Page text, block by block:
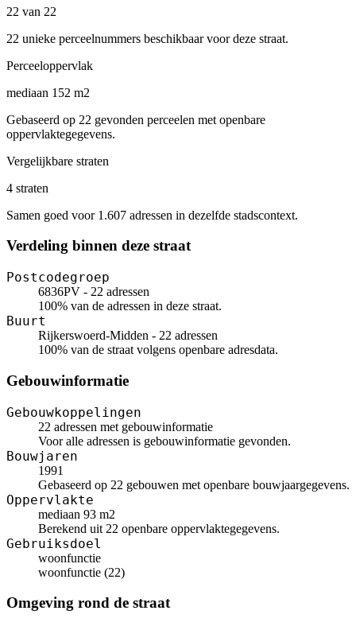
22 van 22
22 unieke perceelnummers beschikbaar voor deze straat.
Perceeloppervlak
mediaan 152 m2
Gebaseerd op 22 gevonden perceelen met openbare
oppervlaktegegevens.
Vergelijkbare straten
4 straten
Samen goed voor 1.607 adressen in dezelfde stadscontext.
Verdeling binnen deze straat
Postcodegroep
6836PV - 22 adressen
100% van de adressen in deze straat.
Buurt
Rijkerswoerd-Midden - 22 adressen
100% van de straat volgens openbare adresdata.
Gebouwinformatie
Gebouwkoppelingen
22 adressen met gebouwinformatie
Voor alle adressen is gebouwinformatie gevonden.
Bouwjaren
1991
Gebaseerd op 22 gebouwen met openbare bouwjaargegevens.
Oppervlakte
mediaan 93 m2
Berekend uit 22 openbare oppervlaktegegevens.
Gebruiksdoel
woonfunctie
woonfunctie (22)
Omgeving rond de straat